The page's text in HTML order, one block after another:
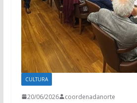
CULTURA
20/06/2026 coordenadanorte